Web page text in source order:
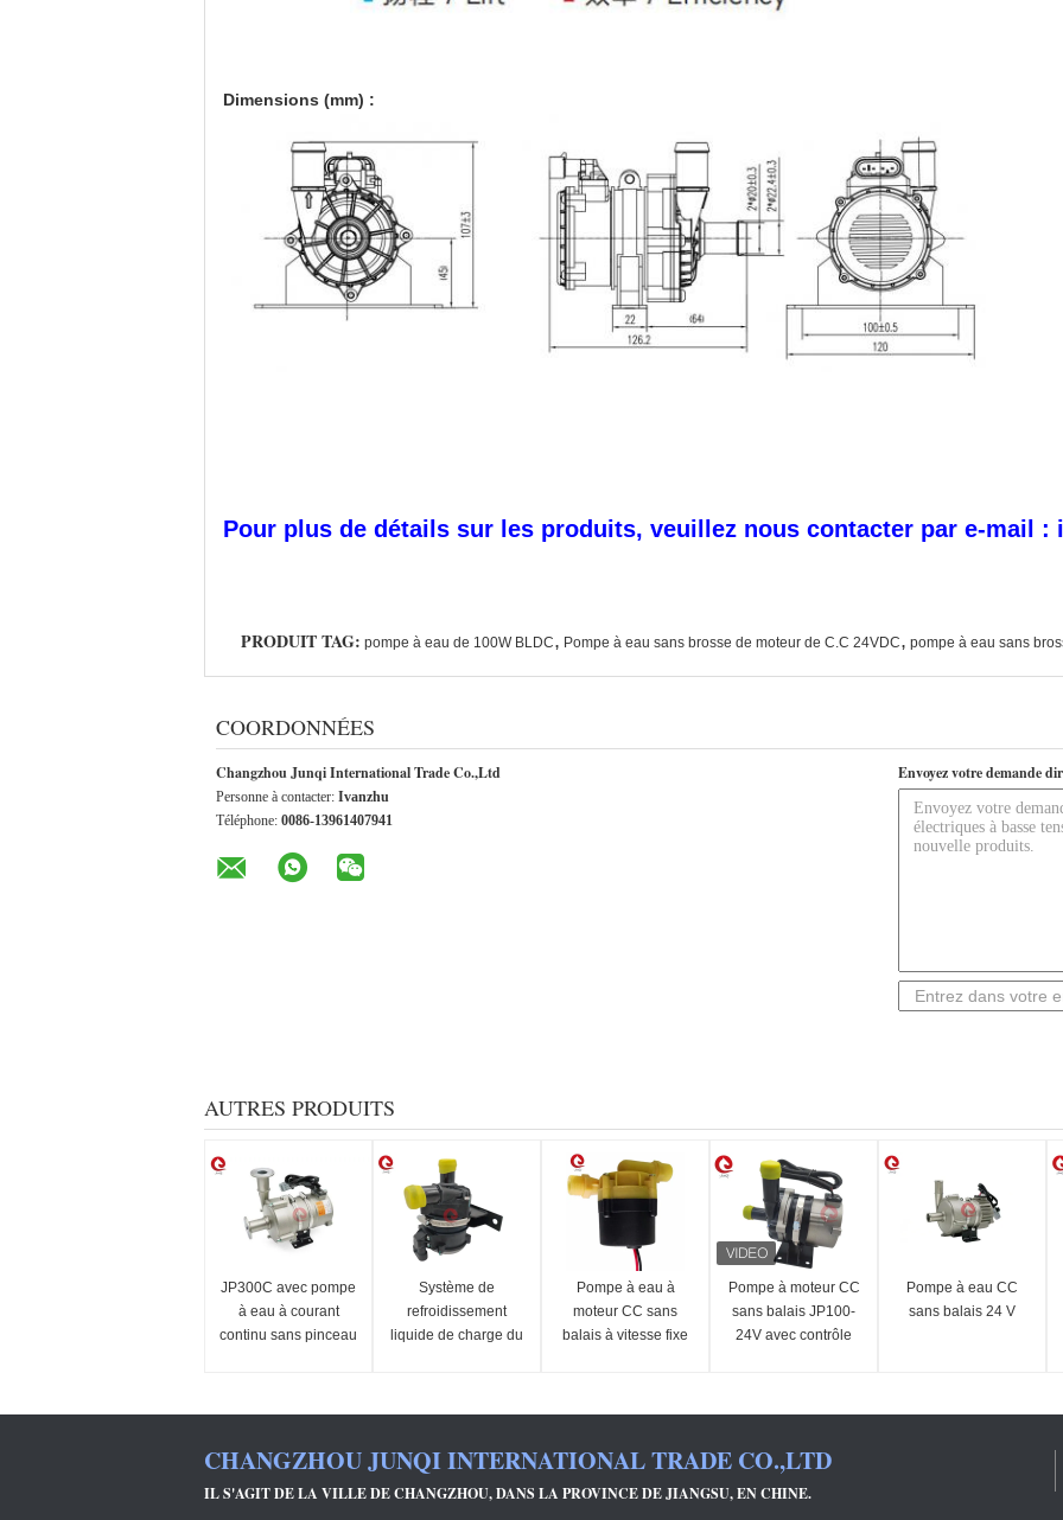
Dimensions (mm) :
Pour plus de détails sur les produits, veuillez nous contacter par e-mail :
PRODUIT TAG: pompe à eau de 100W BLDC, Pompe à eau sans brosse de moteur de C.C 24VDC, pompe à eau sans
COORDONNÉES
Changzhou Junqi International Trade Co.,Ltd
Personne à contacter: Ivanzhu
Téléphone: 0086-13961407941
Envoyez votre demande
AUTRES PRODUITS
JP300C avec pompe
à eau à courant
continu sans pinceau
Système de
refroidissement
liquide de charge du
Pompe à eau à
moteur CC sans
balais à vitesse fixe
Pompe à moteur CC
sans balais JP100-
24V avec contrôle
Pompe à eau CC
sans balais 24 V
CHANGZHOU JUNQI INTERNATIONAL TRADE CO.,LTD
IL S'AGIT DE LA VILLE DE CHANGZHOU, DANS LA PROVINCE DE JIANGSU, EN CHINE.